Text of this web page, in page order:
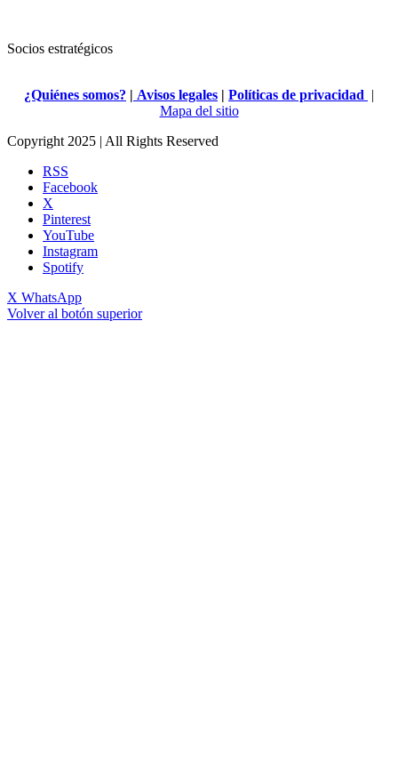
Socios estratégicos
¿Quiénes somos? | Avisos legales | Políticas de privacidad |
Mapa del sitio
Copyright 2025 | All Rights Reserved
RSS
Facebook
X
Pinterest
YouTube
Instagram
Spotify
X WhatsApp
Volver al botón superior